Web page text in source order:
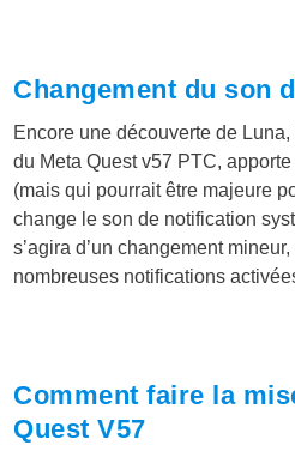
Changement du son
Encore une découverte de
du Meta Quest v57 PTC,
(mais qui pourrait être majeure
change le son de notification
s’agira d’un changement
nombreuses notifications
Comment faire la
Quest V57